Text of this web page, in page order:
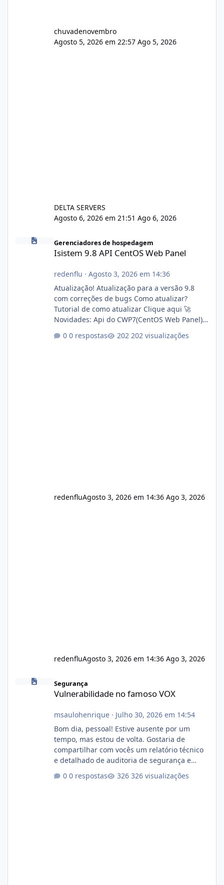
chuvadenovembro
Agosto 5, 2026 em 22:57 Ago 5, 2026
DELTA SERVERS
Agosto 6, 2026 em 21:51 Ago 6, 2026
Isistem 9.8 API CentOS Web Panel
Gerenciadores de hospedagem
Isistem 9.8 API CentOS Web Panel
redenflu · Agosto 3, 2026 em 14:36
Atualização! Atualização para a versão 9.8
com correções de bugs Como atualizar?
Tutorial de como atualizar Clique aqui 🚀
Novidades: Api do CWP7(CentOS Web Panel)
autorizado a usasr o isistem:
0 respostas 202 visualizações
redenfluAgosto 3, 2026 em 14:36 Ago 3, 2026
redenfluAgosto 3, 2026 em 14:36 Ago 3, 2026
Segurança
Vulnerabilidade no famoso VOX
msaulohenrique· Julho 30, 2026 em 14:54
Bom dia, pessoal! Estive ausente por um
tempo, mas estou de volta. Gostaria de
compartilhar com vocês um relatório técnico
e detalhado de auditoria de segurança e
atualmente em circulação e comercialização
0 respostas 326 visualizações